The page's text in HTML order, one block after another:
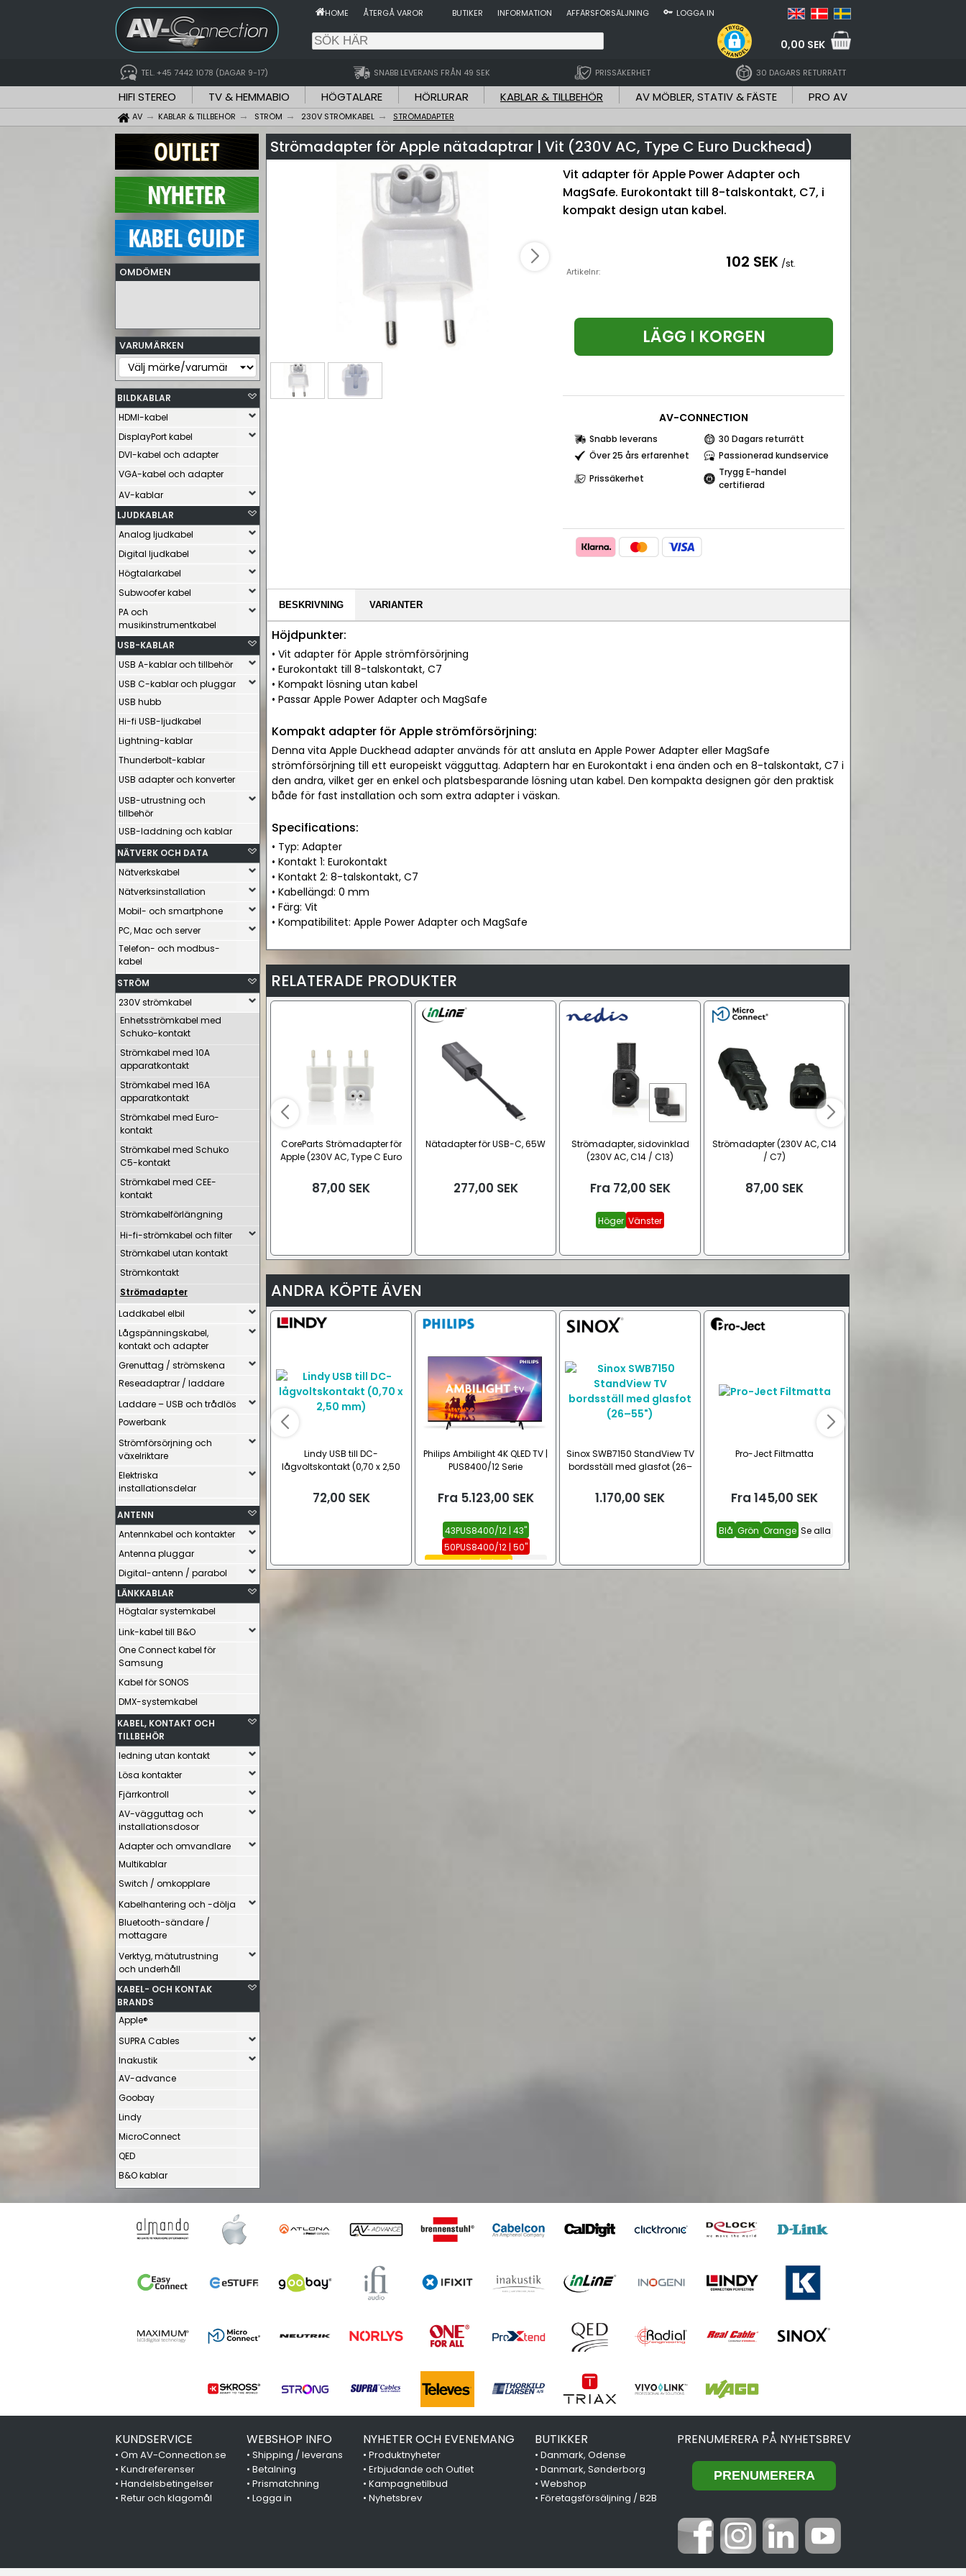
HOME ÅTERGÅ VAROR BUTIKER INFORMATION AFFÄRSFÖRSÄLJNING LOGGA IN
0,00 SEK
TEL. +45 7442 1078 (DAGAR 9-17) SNABB LEVERANS FRÅN 49 SEK PRISSÄKERHET 30 DAGARS RETURRÄTT
HIFI STEREO TV & HEMMABIO HÖGTALARE HÖRLURAR KABLAR & TILLBEHÖR AV MÖBLER, STATIV & FÄSTE PRO AV
AV KABLAR & TILLBEHÖR STRÖM 230V STRÖMKABEL STRÖMADAPTER
OMDÖMEN
VARUMÄRKEN
BILDKABLAR
HDMI-kabel
DisplayPort kabel
DVI-kabel och adapter
VGA-kabel och adapter
AV-kablar
LJUDKABLAR
Analog ljudkabel
Digital ljudkabel
Högtalarkabel
Subwoofer kabel
PA och
musikinstrumentkabel
USB-KABLAR
USB A-kablar och tillbehör
USB C-kablar och pluggar
USB hubb
Hi-fi USB-ljudkabel
Lightning-kablar
Thunderbolt-kablar
USB adapter och konverter
USB-utrustning och
tillbehör
USB-laddning och kablar
NÄTVERK OCH DATA
Nätverkskabel
Nätverksinstallation
Mobil- och smartphone
PC, Mac och server
Telefon- och modbus-
kabel
STRÖM
230V strömkabel
Enhetsströmkabel med
Schuko-kontakt
Strömkabel med 10A
apparatkontakt
Strömkabel med 16A
apparatkontakt
Strömkabel med Euro-
kontakt
Strömkabel med Schuko
C5-kontakt
Strömkabel med CEE-
kontakt
Strömkabelförlängning
Hi-fi-strömkabel och filter
Strömkabel utan kontakt
Strömkontakt
Strömadapter
Laddkabel elbil
Lågspänningskabel,
kontakt och adapter
Grenuttag / strömskena
Reseadaptrar / laddare
Laddare – USB och trådlös
Powerbank
Strömförsörjning och
växelriktare
Elektriska
installationsdelar
ANTENN
Antennkabel och kontakter
Antenna pluggar
Digital-antenn / parabol
LÄNKKABLAR
Högtalar systemkabel
Link-kabel till B&O
One Connect kabel för
Samsung
Kabel för SONOS
DMX-systemkabel
KABEL, KONTAKT OCH
TILLBEHÖR
ledning utan kontakt
Lösa kontakter
Fjärrkontroll
AV-vägguttag och
installationsdosor
Adapter och omvandlare
Multikablar
Switch / omkopplare
Kabelhantering och -dölja
Bluetooth-sändare /
mottagare
Verktyg, mätutrustning
och underhåll
KABEL- OCH KONTAK
BRANDS
Apple®
SUPRA Cables
Inakustik
AV-advance
Goobay
Lindy
MicroConnect
QED
B&O kablar
Strömadapter för Apple nätadaptrar | Vit (230V AC, Type C Euro Duckhead)
Vit adapter för Apple Power Adapter och
MagSafe. Eurokontakt till 8-talskontakt, C7, i
kompakt design utan kabel.
Artikelnr: 102 SEK /st.
LÄGG I KORGEN
AV-CONNECTION
Snabb leverans
30 Dagars returrätt
Över 25 års erfarenhet
Passionerad kundservice
Prissäkerhet
Trygg E-handel
certifierad
BESKRIVNING VARIANTER
Höjdpunkter:
• Vit adapter för Apple strömförsörjning
• Eurokontakt till 8-talskontakt, C7
• Kompakt lösning utan kabel
• Passar Apple Power Adapter och MagSafe
Kompakt adapter för Apple strömförsörjning:
Denna vita Apple Duckhead adapter används för att ansluta en Apple Power Adapter eller MagSafe
strömförsörjning till ett europeiskt vägguttag. Adaptern har en Eurokontakt i ena änden och en 8-talskontakt, C7 i
den andra, vilket ger en enkel och platsbesparande lösning utan kabel. Den kompakta designen gör den praktisk
både för fast installation och som extra adapter i väskan.
Specifications:
• Typ: Adapter
• Kontakt 1: Eurokontakt
• Kontakt 2: 8-talskontakt, C7
• Kabellängd: 0 mm
• Färg: Vit
• Kompatibilitet: Apple Power Adapter och MagSafe
RELATERADE PRODUKTER
CoreParts Strömadapter för
Apple (230V AC, Type C Euro
87,00 SEK
Nätadapter för USB-C, 65W
277,00 SEK
Strömadapter, sidovinklad
(230V AC, C14 / C13)
Fra 72,00 SEK
Höger Vänster
Strömadapter (230V AC, C14
/ C7)
87,00 SEK
ANDRA KÖPTE ÄVEN
Lindy USB till DC-
lågvoltskontakt (0,70 x 2,50
72,00 SEK
Philips Ambilight 4K QLED TV |
PUS8400/12 Serie
Fra 5.123,00 SEK
43PUS8400/12 | 43"
50PUS8400/12 | 50"
55PUS8400/12 | 55" Se alla
Sinox SWB7150 StandView TV
bordsställ med glasfot (26–
1.170,00 SEK
Pro-Ject Filtmatta
Fra 145,00 SEK
Blå Grön Orange Se alla
KUNDSERVICE
• Om AV-Connection.se
• Kundreferenser
• Handelsbetingelser
• Retur och klagomål
WEBSHOP INFO
• Shipping / leverans
• Betalning
• Prismatchning
• Logga in
NYHETER OCH EVENEMANG
• Produktnyheter
• Erbjudande och Outlet
• Kampagnetilbud
• Nyhetsbrev
BUTIKKER
• Danmark, Odense
• Danmark, Sønderborg
• Webshop
• Företagsförsäljning / B2B
PRENUMERERA PÅ NYHETSBREV